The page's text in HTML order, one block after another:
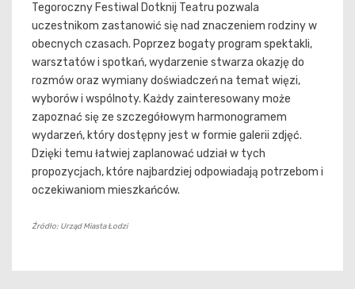
Tegoroczny Festiwal Dotknij Teatru pozwala
uczestnikom zastanowić się nad znaczeniem rodziny w
obecnych czasach. Poprzez bogaty program spektakli,
warsztatów i spotkań, wydarzenie stwarza okazję do
rozmów oraz wymiany doświadczeń na temat więzi,
wyborów i wspólnoty. Każdy zainteresowany może
zapoznać się ze szczegółowym harmonogramem
wydarzeń, który dostępny jest w formie galerii zdjęć.
Dzięki temu łatwiej zaplanować udział w tych
propozycjach, które najbardziej odpowiadają potrzebom i
oczekiwaniom mieszkańców.
Źródło: Urząd Miasta Łodzi